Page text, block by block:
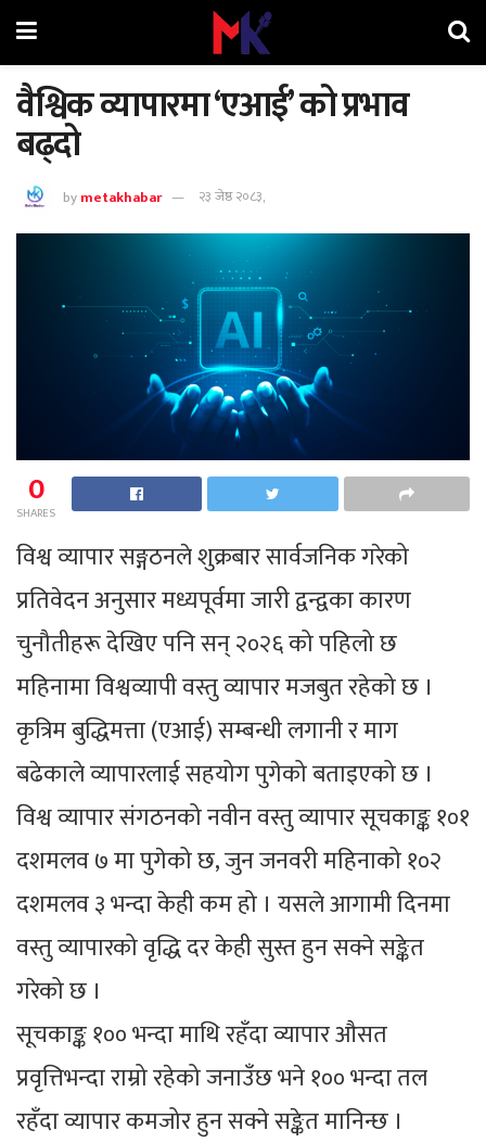
वैश्विक व्यापारमा ‘एआई’ को प्रभाव
बढ्दो
bymetakhabar २३ जेष्ठ २०८३,
0
SHARES
विश्व व्यापार सङ्गठनले शुक्रबार सार्वजनिक गरेको
प्रतिवेदन अनुसार मध्यपूर्वमा जारी द्वन्द्वका कारण
चुनौतीहरू देखिए पनि सन् २०२६ को पहिलो छ
महिनामा विश्वव्यापी वस्तु व्यापार मजबुत रहेको छ ।
कृत्रिम बुद्धिमत्ता (एआई) सम्बन्धी लगानी र माग
बढेकाले व्यापारलाई सहयोग पुगेको बताइएको छ ।
विश्व व्यापार संगठनको नवीन वस्तु व्यापार सूचकाङ्क १०१
दशमलव ७ मा पुगेको छ, जुन जनवरी महिनाको १०२
दशमलव ३ भन्दा केही कम हो । यसले आगामी दिनमा
वस्तु व्यापारको वृद्धि दर केही सुस्त हुन सक्ने सङ्केत
गरेको छ ।
सूचकाङ्क १०० भन्दा माथि रहँदा व्यापार औसत
प्रवृत्तिभन्दा राम्रो रहेको जनाउँछ भने १०० भन्दा तल
रहँदा व्यापार कमजोर हुन सक्ने सङ्केत मानिन्छ ।